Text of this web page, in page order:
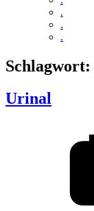
.
.
.
Schlagwort:
Urinal